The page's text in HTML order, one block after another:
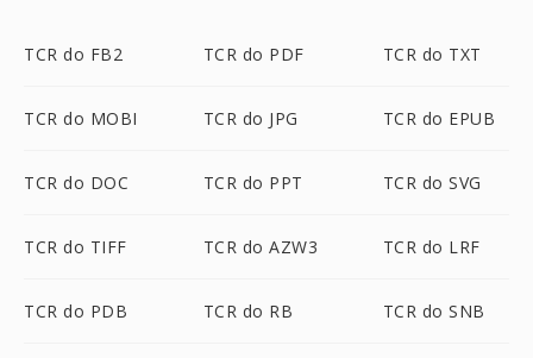
TCR do FB2 TCR do PDF TCR do TXT
TCR do MOBI TCR do JPG TCR do EPUB
TCR do DOC TCR do PPT TCR do SVG
TCR do TIFF TCR do AZW3 TCR do LRF
TCR do PDB TCR do RB TCR do SNB